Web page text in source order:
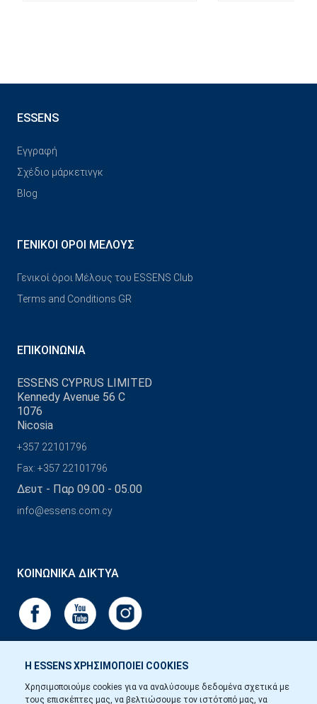
Η ESSENS ΧΡΗΣΙΜΟΠΟΙΕΙ COOKIES
Χρησιμοποιούμε cookies για να αναλύσουμε δεδομένα σχετικά με
τους επισκέπτες μας, να βελτιώσουμε τον ιστότοπό μας, να
ESSENS
Εγγραφή
Σχέδιο μάρκετινγκ
Blog
ΓΕΝΙΚΟΊ ΌΡΟΙ ΜΈΛΟΥΣ
Γενικοί όροι Μέλους του ESSENS Club
Terms and Conditions GR
ΕΠΙΚΟΙΝΩΝΊΑ
ESSENS CYPRUS LIMITED
Kennedy Avenue 56 C
1076
Nicosia
+357 22101796
Fax: +357 22101796
Δευτ - Παρ 09.00 - 05.00
info@essens.com.cy
ΚΟΙΝΩΝΙΚΆ ΔΊΚΤΥΑ